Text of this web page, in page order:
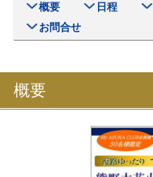
概要 日程
お問合せ
概要